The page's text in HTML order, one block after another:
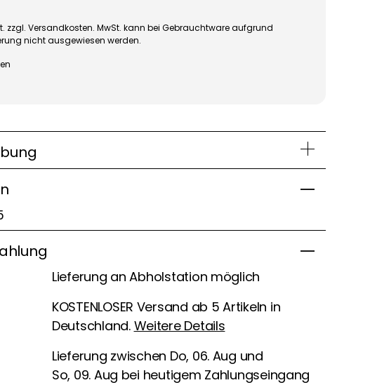
zzgl. Versandkosten. MwSt. kann bei Gebrauchtware aufgrund
nicht ausgewiesen werden.
Lieferung an Abholstation möglich
KOSTENLOSER Versand ab 5 Artikeln in
Deutschland. Weitere Details
Lieferung zwischen Do, 06. Aug und
So, 09. Aug bei heutigem Zahlungseingang